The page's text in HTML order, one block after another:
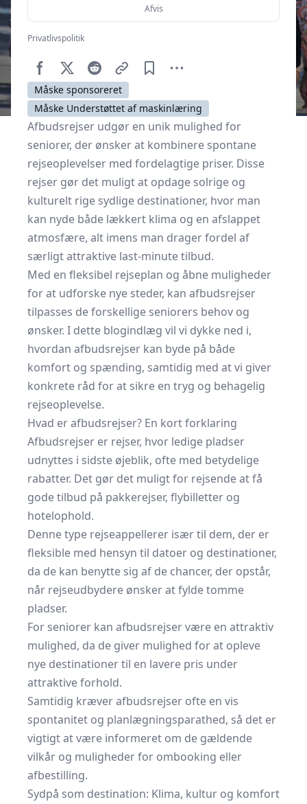
AfSenior Online
Måske sponsoreret
Måske Understøttet af maskinlæring
Afbudsrejser udgør en unik mulighed for
seniorer, der ønsker at kombinere spontane
rejseoplevelser med fordelagtige priser. Disse
rejser gør det muligt at opdage solrige og
kulturelt rige sydlige destinationer, hvor man
kan nyde både lækkert klima og en afslappet
atmosfære, alt imens man drager fordel af
særligt attraktive last-minute tilbud.
Med en fleksibel rejseplan og åbne muligheder
for at udforske nye steder, kan afbudsrejser
tilpasses de forskellige seniorers behov og
ønsker. I dette blogindlæg vil vi dykke ned i,
hvordan afbudsrejser kan byde på både
komfort og spænding, samtidig med at vi giver
konkrete råd for at sikre en tryg og behagelig
rejseoplevelse.
Hvad er afbudsrejser? En kort forklaring
Afbudsrejser er rejser, hvor ledige pladser
udnyttes i sidste øjeblik, ofte med betydelige
rabatter. Det gør det muligt for rejsende at få
gode tilbud på pakkerejser, flybilletter og
hotelophold.
Denne type rejseappellerer især til dem, der er
fleksible med hensyn til datoer og destinationer,
da de kan benytte sig af de chancer, der opstår,
når rejseudbydere ønsker at fylde tomme
pladser.
For seniorer kan afbudsrejser være en attraktiv
mulighed, da de giver mulighed for at opleve
nye destinationer til en lavere pris under
attraktive forhold.
Samtidig kræver afbudsrejser ofte en vis
spontanitet og planlægningsparathed, så det er
vigtigt at være informeret om de gældende
vilkår og muligheder for ombooking eller
afbestilling.
Sydpå som destination: Klima, kultur og komfort
Afvis
Privatlivspolitik